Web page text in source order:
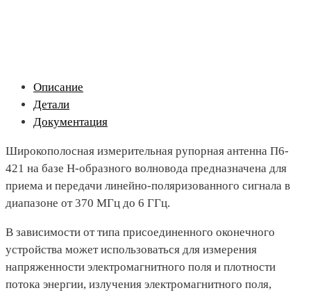
Описание
Детали
Документация
Широкополосная измерительная рупорная антенна П6-
421 на базе Н-образного волновода предназначена для
приема и передачи линейно-поляризованного сигнала в
диапазоне от 370 МГц до 6 ГГц.
В зависимости от типа присоединенного оконечного
устройства может использоваться для измерения
напряженности электромагнитного поля и плотности
потока энергии, излучения электромагнитного поля,